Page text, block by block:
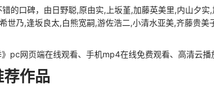
的口碑，由日野聪,原由实,上坂堇,加藤英美里,内山夕
乃,逢坂良太,白熊宽嗣,游佐浩二,小清水亚美,齐藤贵
pc网页端在线观看、手机mp4在线免费观看、高清云
作品